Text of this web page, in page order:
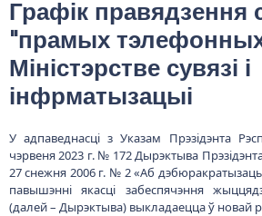
Графік правядзення
"прамых тэлефонных
Міністэрстве сувязі і
інфрматызацыі
У адпаведнасці з Указам Прэзідэнта
чэрвеня 2023 г. № 172 Дырэктыва
27 снежня 2006 г. № 2 «Аб
павышэнні якасці забеспячэння
(далей – Дырэктыва) выкладаецца ў новай